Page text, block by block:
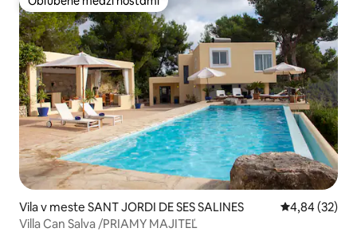
Obľúbené medzi hosťami
Vila v meste SANT JORDI DE SES SALINES Priemerné
4,84 (32)
Villa Can Salva /PRIAMY MAJITEĽ